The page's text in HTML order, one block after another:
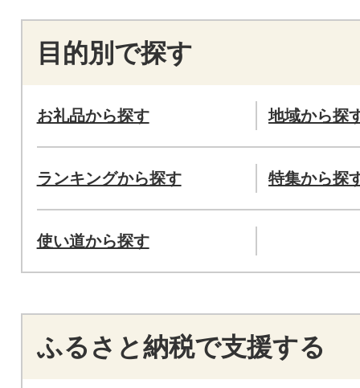
目的別で探す
お礼品から探す 地域から探
ランキングから探す 特集から探
使い道から探す
ふるさと納税で支援する